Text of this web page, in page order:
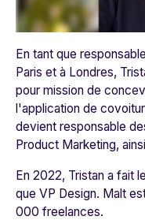
En tant que
Paris et à Londres,
pour mission de
l'application de
devient responsable
Product Marketing,
En 2022, Tristan a fait
que VP Design. Malt
000 freelances.